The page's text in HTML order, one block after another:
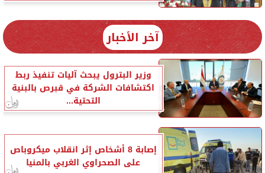
آخر الأخبار
وزير البترول يبحث آليات تنفيذ ربط
اكتشافات الشركة في قبرص بالبنية
التحتية...
إصابة 8 أشخاص إثر انقلاب ميكروباص
على الصحراوي الغربي بالمنيا